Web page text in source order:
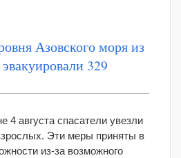
Азовского моря из
329
4 августа спасатели увезли
Эти меры приняты в
из-за возможного